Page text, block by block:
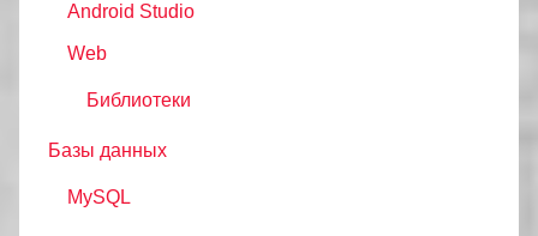
Android Studio
Web
Библиотеки
Базы данных
MySQL